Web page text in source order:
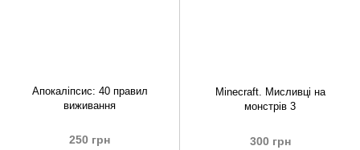
Апокаліпсис: 40 правил
виживання
250 грн
Minecraft. Мисливці на
монстрів 3
300 грн